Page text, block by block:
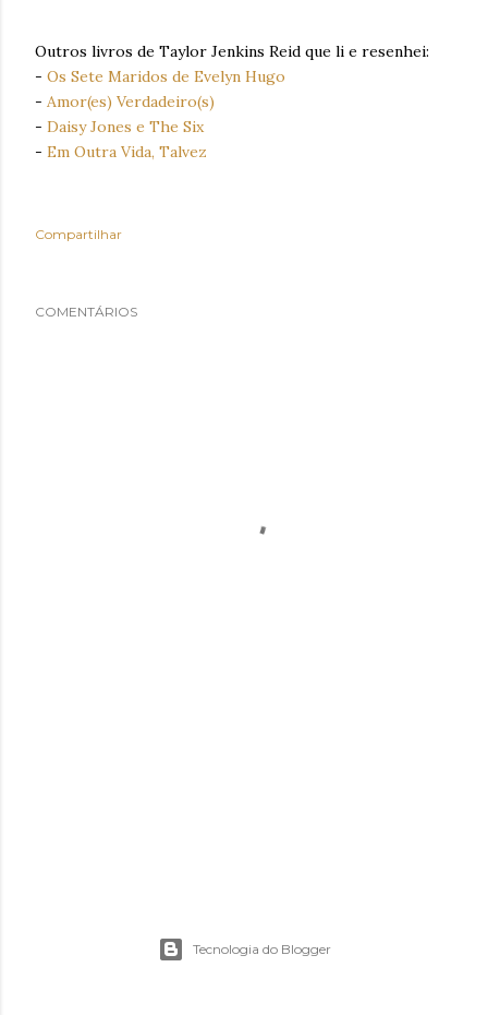
Outros livros de Taylor Jenkins Reid que li e resenhei:
- Os Sete Maridos de Evelyn Hugo
- Amor(es) Verdadeiro(s)
- Daisy Jones e The Six
- Em Outra Vida, Talvez
Compartilhar
COMENTÁRIOS
Tecnologia do Blogger